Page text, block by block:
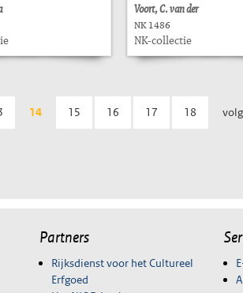
Voort, C. van der
NK 1486
NK-collectie
14 15 16 17 18
Partners
Rijksdienst voor het Cultureel
Erfgoed